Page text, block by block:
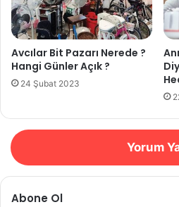
Avcılar Bit Pazarı Nerede ?
Hangi Günler Açık ?
24 Şubat 2023
Yorum
Abone Ol